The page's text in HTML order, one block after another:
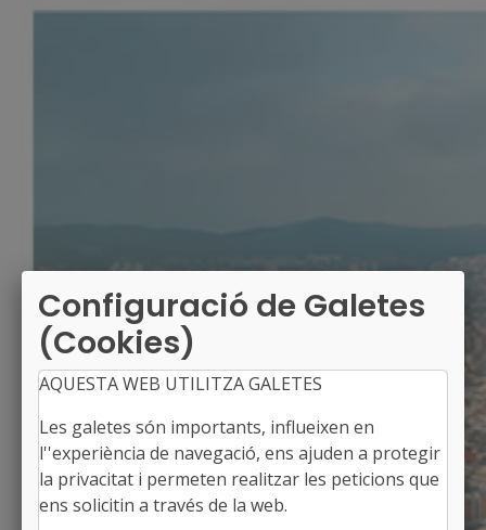
Configuració de Galetes
(Cookies)
AQUESTA WEB UTILITZA GALETES
Les galetes són importants, influeixen en
l''experiència de navegació, ens ajuden a protegir
la privacitat i permeten realitzar les peticions que
ens solicitin a través de la web.